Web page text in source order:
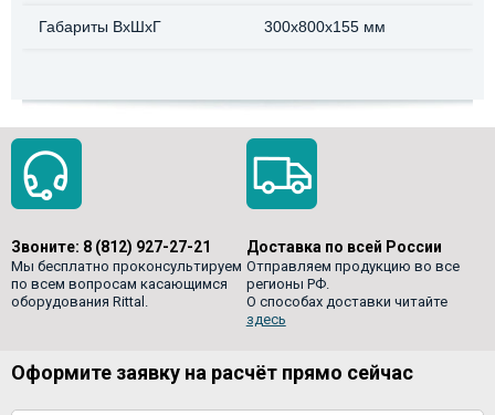
Габариты ВхШхГ 300x800x155 мм
Звоните: 8 (812) 927-27-21
Мы бесплатно проконсультируем
по всем вопросам касающимся
оборудования Rittal.
Доставка по всей России
Отправляем продукцию во все
регионы РФ.
О способах доставки читайте
здесь
Оформите заявку на расчёт прямо сейчас